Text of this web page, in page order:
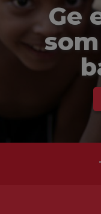
Ge